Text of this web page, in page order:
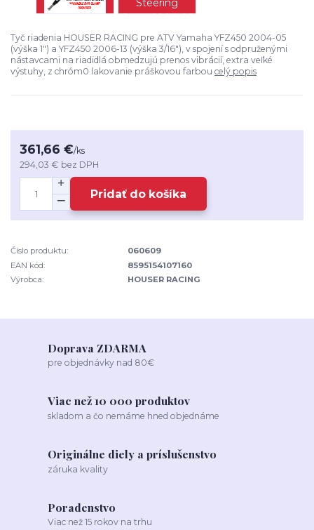
Tyč riadenia HOUSER RACING pre ATV Yamaha YFZ450 2004-05
(výška 1") a YFZ450 2006-13 (výška 3/16"), v spojení s odpruženými
nástavcami na riadidlá obmedzujú prenos vibrácií, extra veľké
výstuhy, z chróm0 lakovanie práškovou farbou celý popis
361,66 €/ks
294,03 € bez DPH
Pridať do košíka
Číslo produktu:
060609
EAN kód:
8595154107160
Výrobca:
HOUSER RACING
Doprava ZDARMA
pre objednávky nad 80€
Viac než 10 000 produktov
skladom a čo nemáme hned objednáme
Originálne diely a príslušenstvo
záruka kvality
Poradenstvo
Viac než 15 rokov na trhu